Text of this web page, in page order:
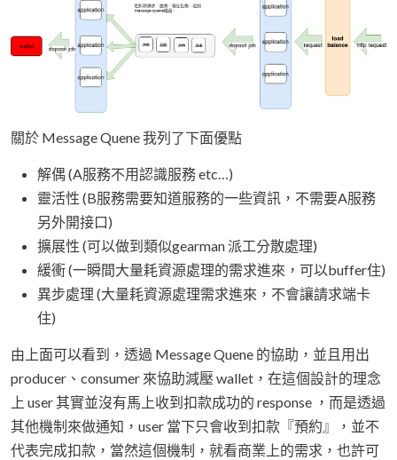
關於 Message Quene 我列了下面優點
解偶 (A服務不用認識服務 etc…)
靈活性 (B服務需要知道服務的一些資訊，不需要A服務
另外開接口)
擴展性 (可以做到類似gearman 派工分散處理)
緩衝 (一瞬間大量耗資源處理的需求進來，可以buffer住)
異步處理 (大量耗資源處理需求進來，不會讓請求端卡
住)
由上面可以看到，透過 Message Quene 的協助，並且用出
producer、consumer 來協助減壓 wallet，在這個設計的理念
上 user 其實並沒有馬上收到扣款成功的 response ，而是透過
其他機制來做通知，user 當下只會收到扣款『預約』，並不
代表完成扣款，當然這個機制，就看商業上的需求，也許可